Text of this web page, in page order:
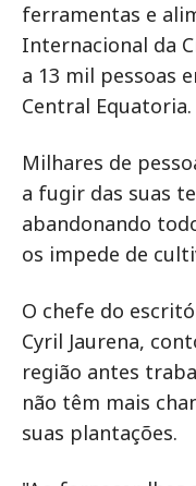
ferramentas e
Internacional da
a 13 mil pessoas
Central Equatoria.
Milhares de
a fugir das suas
abandonando
os impede de
O chefe do
Cyril Jaurena,
região antes
não têm mais
suas plantações.